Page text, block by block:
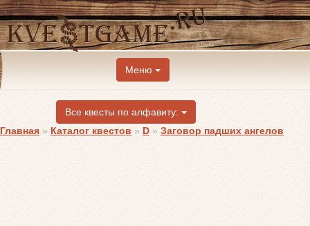
Меню
Все квесты по алфавиту:
Главная » Каталог квестов » D » Заговор падших ангелов